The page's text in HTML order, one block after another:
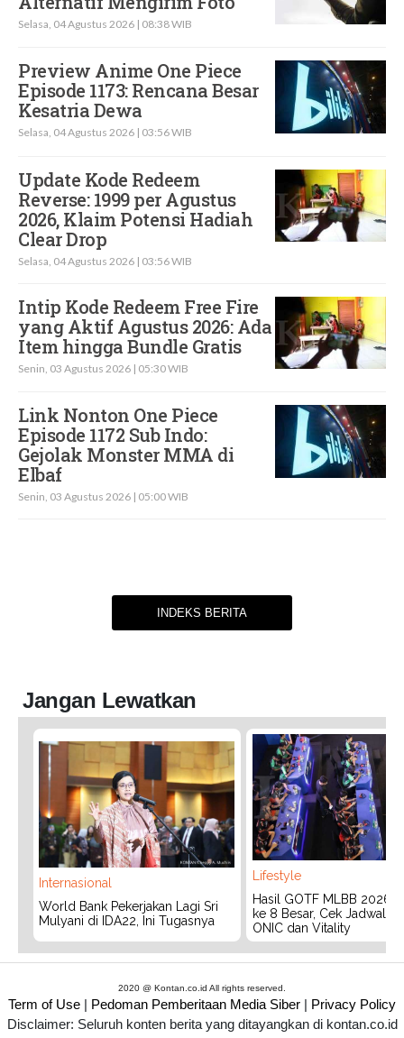
Selasa, 04 Agustus 2026 | 08:38 WIB
Preview Anime One Piece
Episode 1173: Rencana Besar
Kesatria Dewa
Selasa, 04 Agustus 2026 | 03:56 WIB
Update Kode Redeem
Reverse: 1999 per Agustus
2026, Klaim Potensi Hadiah
Clear Drop
Selasa, 04 Agustus 2026 | 03:56 WIB
Intip Kode Redeem Free Fire
yang Aktif Agustus 2026: Ada
Item hingga Bundle Gratis
Senin, 03 Agustus 2026 | 05:30 WIB
Link Nonton One Piece
Episode 1172 Sub Indo:
Gejolak Monster MMA di
Elbaf
Senin, 03 Agustus 2026 | 05:00 WIB
INDEKS BERITA
Jangan Lewatkan
Internasional
World Bank Pekerjakan Lagi Sri
Mulyani di IDA22, Ini Tugasnya
Lifestyle
Hasil GOTF MLBB 2026:
ke 8 Besar, Cek Jadwal
ONIC dan Vitality
2020 @ Kontan.co.id All rights reserved.
Term of Use | Pedoman Pemberitaan Media Siber | Privacy Policy
Disclaimer: Seluruh konten berita yang ditayangkan di kontan.co.id